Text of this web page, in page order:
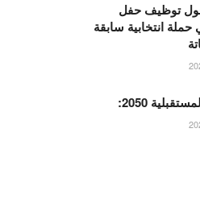
توظيف حفل
انتخابية سابقة
2050: